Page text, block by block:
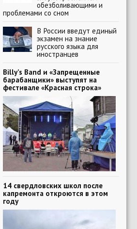
обезболивающими и
проблемами со сном
В России введут единый
экзамен на знание
русского языка для
иностранцев
Billy’s Band и «Запрещенные
барабанщики» выступят на
фестивале «Красная строка»
14 свердловских школ после
капремонта откроются в этом
году